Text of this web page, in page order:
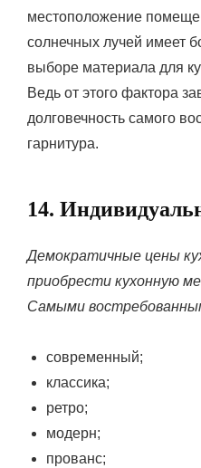
местоположение
солнечных лучей имеет
выборе материала для
Ведь от этого фактора
долговечность самого
гарнитура.
14.
Демократичные цены
приобрести кухонную
Самыми
современный;
классика;
ретро;
модерн;
прованс;